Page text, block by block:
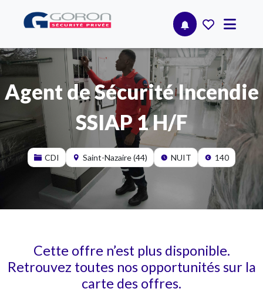
Agent de Sécurité Incendie
SSIAP 1 H/F
CDI Saint-Nazaire (44) NUIT 140
Cette offre n’est plus disponible.
Retrouvez toutes nos opportunités sur la
carte des offres.